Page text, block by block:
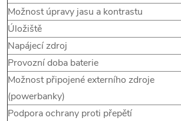
Možnost úpravy jasu a kontrastu
Úložiště
Napájecí zdroj
Provozní doba baterie
Možnost připojené externího zdroje
(powerbanky)
Podpora ochrany proti přepětí